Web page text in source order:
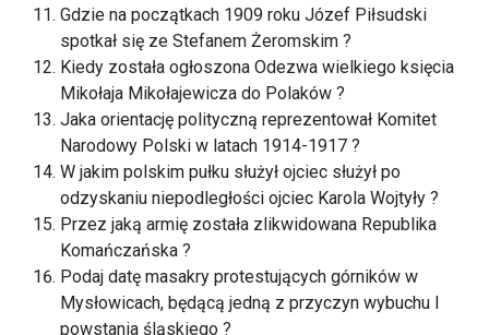
Gdzie na początkach 1909 roku Józef Piłsudski
spotkał się ze Stefanem Żeromskim ?
Kiedy została ogłoszona Odezwa wielkiego księcia
Mikołaja Mikołajewicza do Polaków ?
Jaka orientację polityczną reprezentował Komitet
Narodowy Polski w latach 1914-1917 ?
W jakim polskim pułku służył ojciec służył po
odzyskaniu niepodległości ojciec Karola Wojtyły ?
Przez jaką armię została zlikwidowana Republika
Komańczańska ?
Podaj datę masakry protestujących górników w
Mysłowicach, będącą jedną z przyczyn wybuchu I
powstania śląskiego ?